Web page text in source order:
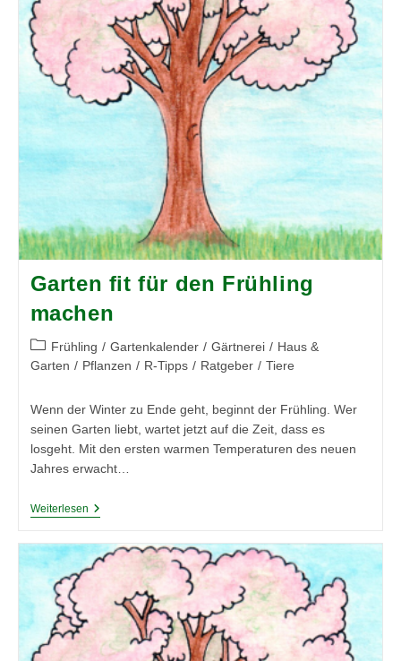
Garten fit für den Frühling
machen
Beitrags-
Kategorie:
Frühling / Gartenkalender / Gärtnerei / Haus &
Garten / Pflanzen / R-Tipps / Ratgeber / Tiere
Wenn der Winter zu Ende geht, beginnt der Frühling. Wer
seinen Garten liebt, wartet jetzt auf die Zeit, dass es
losgeht. Mit den ersten warmen Temperaturen des neuen
Jahres erwacht…
WeiterlesenGarten
Den
Frühling